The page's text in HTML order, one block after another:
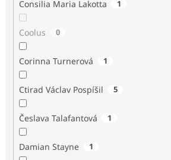
Consilia Maria Lakotta 1
Coolus 0
Corinna Turnerová 1
Ctirad Václav Pospíšil 5
Česlava Talafantová 1
Damian Stayne 1